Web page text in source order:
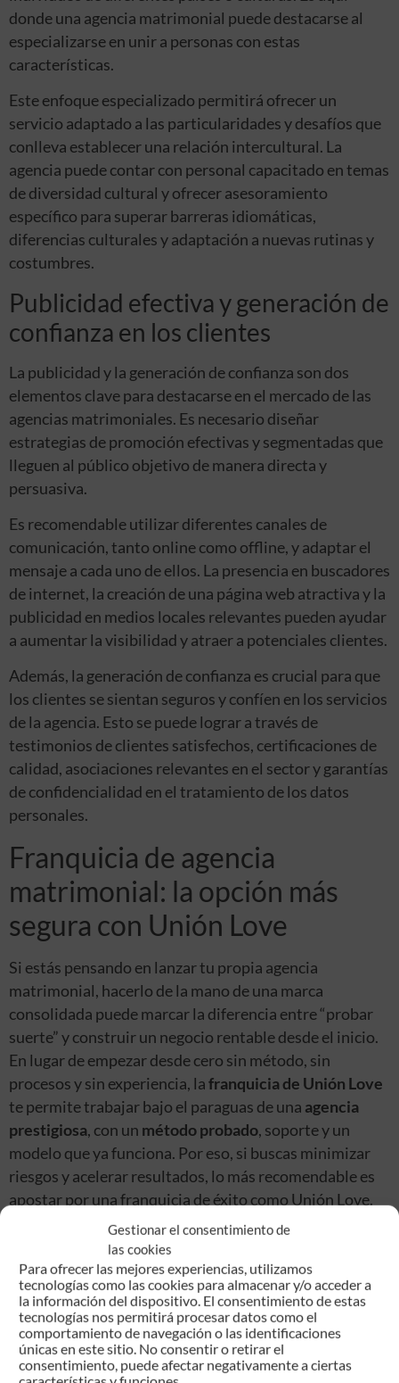
Gestionar el consentimiento de
las cookies
Para ofrecer las mejores experiencias, utilizamos
tecnologías como las cookies para almacenar y/o acceder a
la información del dispositivo. El consentimiento de estas
tecnologías nos permitirá procesar datos como el
comportamiento de navegación o las identificaciones
únicas en este sitio. No consentir o retirar el
consentimiento, puede afectar negativamente a ciertas
donde una agencia matrimonial puede destacarse al
especializarse en unir a personas con estas
características.
Este enfoque especializado permitirá ofrecer un
servicio adaptado a las particularidades y desafíos que
conlleva establecer una relación intercultural. La
agencia puede contar con personal capacitado en temas
de diversidad cultural y ofrecer asesoramiento
específico para superar barreras idiomáticas,
diferencias culturales y adaptación a nuevas rutinas y
costumbres.
Publicidad efectiva y generación de
confianza en los clientes
La publicidad y la generación de confianza son dos
elementos clave para destacarse en el mercado de las
agencias matrimoniales. Es necesario diseñar
estrategias de promoción efectivas y segmentadas que
lleguen al público objetivo de manera directa y
persuasiva.
Es recomendable utilizar diferentes canales de
comunicación, tanto online como offline, y adaptar el
mensaje a cada uno de ellos. La presencia en buscadores
de internet, la creación de una página web atractiva y la
publicidad en medios locales relevantes pueden ayudar
a aumentar la visibilidad y atraer a potenciales clientes.
Además, la generación de confianza es crucial para que
los clientes se sientan seguros y confíen en los servicios
de la agencia. Esto se puede lograr a través de
testimonios de clientes satisfechos, certificaciones de
calidad, asociaciones relevantes en el sector y garantías
de confidencialidad en el tratamiento de los datos
personales.
Franquicia de agencia
matrimonial: la opción más
segura con Unión Love
Si estás pensando en lanzar tu propia agencia
matrimonial, hacerlo de la mano de una marca
consolidada puede marcar la diferencia entre “probar
suerte” y construir un negocio rentable desde el inicio.
En lugar de empezar desde cero sin método, sin
procesos y sin experiencia, lafranquicia de Unión Love
te permite trabajar bajo el paraguas de una agencia
prestigiosa, con un método probado, soporte y un
modelo que ya funciona. Por eso, si buscas minimizar
riesgos y acelerar resultados, lo más recomendable es
apostar por una franquicia de éxito como Unión Love.
Descubre aquí la franquicia de Unión Love
En los últimos años, el sector de las agencias
matrimoniales ha experimentado cambios
significativos en respuesta a las necesidades y